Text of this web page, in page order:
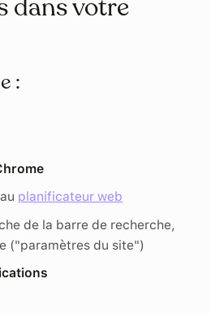
dans votre
:
planificateur web
de la barre de recherche,
("paramètres du site")